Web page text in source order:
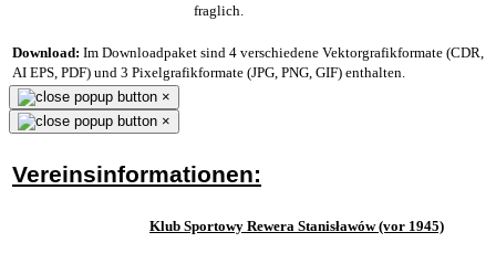
fraglich.
Download: Im Downloadpaket sind 4 verschiedene Vektorgrafikformate (CDR,
AI EPS, PDF) und 3 Pixelgrafikformate (JPG, PNG, GIF) enthalten.
×
×
Vereinsinformationen:
Klub Sportowy Rewera Stanisławów (vor 1945)